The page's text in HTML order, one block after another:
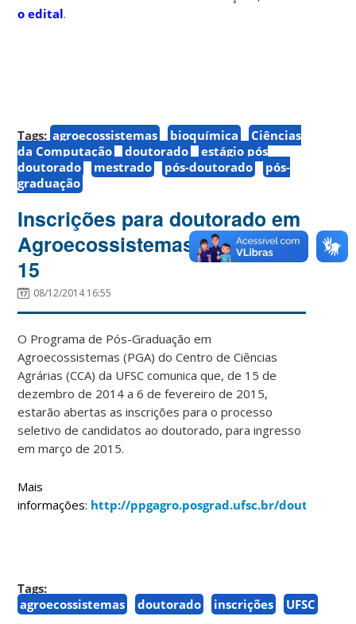
o edital.
Tags: agroecossistemas bioquímica
Ciências
da Computação
doutorado
estágio pós
doutorado
mestrado pós-doutorado
pós-
graduação
Inscrições para doutorado em
Agroecossistemas abrem dia
15
08/12/2014 16:55
O Programa de Pós-Graduação em
Agroecossistemas (PGA) do Centro de Ciências
Agrárias (CCA) da UFSC comunica que, de 15 de
dezembro de 2014 a 6 de fevereiro de 2015,
estarão abertas as inscrições para o processo
seletivo de candidatos ao doutorado, para ingresso
em março de 2015.
Mais
informações: http://ppgagro.posgrad.ufsc.br/
Tags:
agroecossistemas
doutorado inscrições UFSC